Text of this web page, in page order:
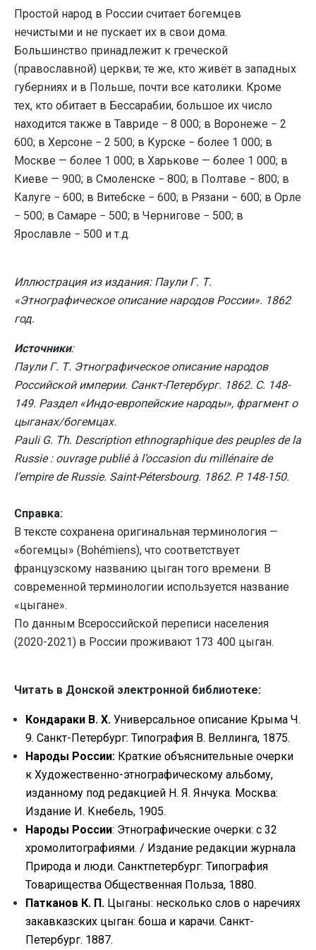
Простой народ в России считает богемцев
нечистыми и не пускает их в свои дома.
Большинство принадлежит к греческой
(православной) церкви; те же, кто живёт в западных
губерниях и в Польше, почти все католики. Кроме
тех, кто обитает в Бессарабии, большое их число
находится также в Тавриде − 8 000; в Воронеже − 2
600; в Херсоне − 2 500; в Курске − более 1 000; в
Москве — более 1 000; в Харькове — более 1 000; в
Киеве — 900; в Смоленске − 800; в Полтаве − 800; в
Калуге − 600; в Витебске − 600; в Рязани − 600; в Орле
− 500; в Самаре − 500; в Чернигове − 500; в
Ярославле − 500 и т.д.
Иллюстрация из издания: Паули Г. Т.
«Этнографическое описание народов России». 1862
год.
Источники:
Паули Г. Т. Этнографическое описание народов
Российской империи. Санкт-Петербург. 1862. С. 148-
149. Раздел «Индо-европейские народы», фрагмент о
цыганах/богемцах.
Pauli G. Th. Description ethnographique des peuples de la
Russie : ouvrage publié à l’occasion du millénaire de
l’empire de Russie. Saint-Pétersbourg. 1862. P. 148-150.
Справка:
В тексте сохранена оригинальная терминология —
«богемцы» (Bohémiens), что соответствует
французскому названию цыган того времени. В
современной терминологии используется название
«цыгане».
По данным Всероссийской переписи населения
(2020-2021) в России проживают 173 400 цыган.
Читать в Донской электронной библиотеке:
Кондараки В. Х. Универсальное описание Крыма Ч.
9. Санкт-Петербург: Типография В. Веллинга, 1875.
Народы России: Краткие объяснительные очерки
к Художественно-этнографическому альбому,
изданному под редакцией Н. Я. Янчука. Москва:
Издание И. Кнебель, 1905.
Народы России: Этнографические очерки: с 32
хромолитографиями. / Издание редакции журнала
Природа и люди. Санктпетербург: Типография
Товарищества Общественная Польза, 1880.
Патканов К. П. Цыганы: несколько слов о наречиях
закавказских цыган: боша и карачи. Санкт-
Петербург. 1887.